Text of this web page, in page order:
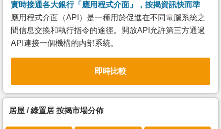
實時接通各大銀行「應用程式介面」，按揭資訊快而準
應用程式介面（API）是一種用於促進在不同電腦系統之
間信息交換和執行指令的途徑。開放API允許第三方通過
API連接一個機構的内部系統。
即時比較
居屋 / 綠置居 按揭市場分佈